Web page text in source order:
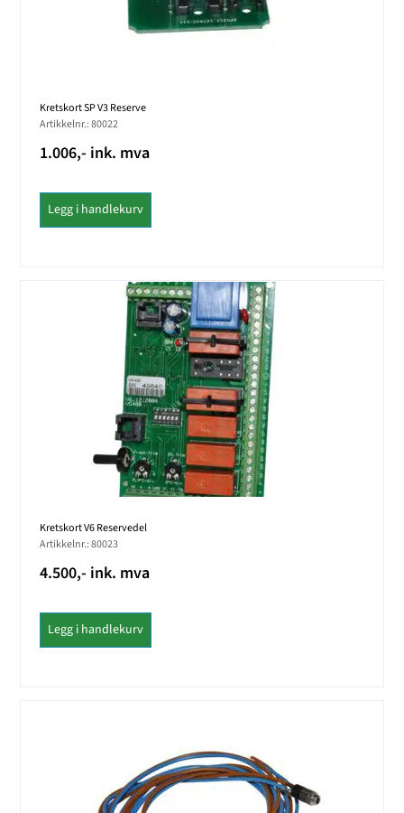
Kretskort SP V3 Reserve
Artikkelnr.: 80022
1.006,- ink. mva
Legg i handlekurv
Kretskort V6 Reservedel
Artikkelnr.: 80023
4.500,- ink. mva
Legg i handlekurv